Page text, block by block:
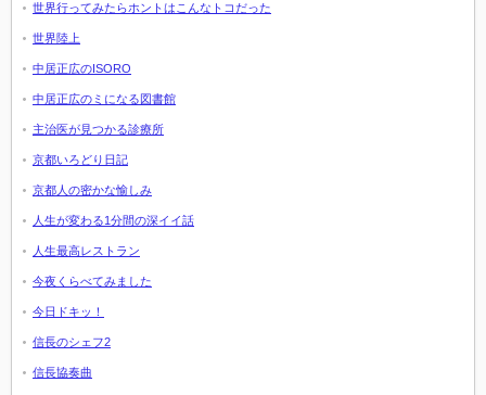
世界行ってみたらホントはこんなトコだった
世界陸上
中居正広のISORO
中居正広のミになる図書館
主治医が見つかる診療所
京都いろどり日記
京都人の密かな愉しみ
人生が変わる1分間の深イイ話
人生最高レストラン
今夜くらべてみました
今日ドキッ！
信長のシェフ2
信長協奏曲